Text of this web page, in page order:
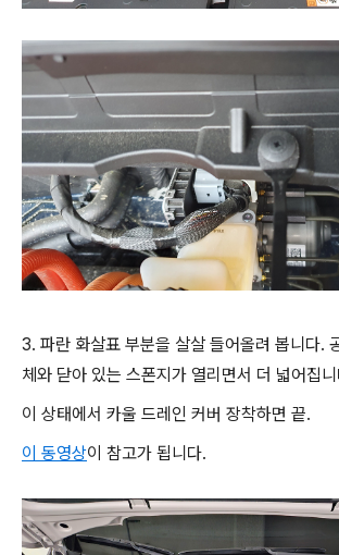
3. 파란 화살표 부분을 살살 들어올려 봅니다.
체와 닫아 있는 스폰지가 열리면서 더 넓어집
이 상태에서 카울 드레인 커버 장착하면 끝.
이 동영상이 참고가 됩니다.